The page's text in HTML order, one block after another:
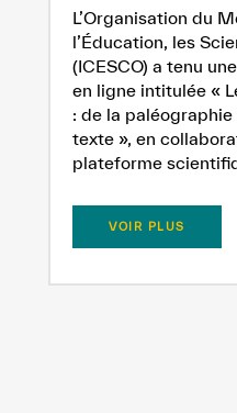
L’Organisation du
l’Éducation, les
(ICESCO) a tenu
en ligne intitulée «
: de la
texte », en
plateforme
VOIR PLUS